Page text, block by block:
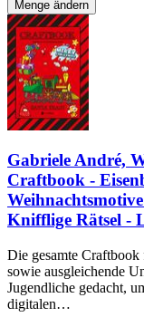
Menge ändern
Gabriele André,
Craftbook -
Knifflige Rätsel -
Die gesamte
sowie ausgleichende
Jugendliche gedacht,
digitalen…